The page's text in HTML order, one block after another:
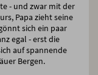
- und zwar mit der
Papa zieht seine
sich ein paar
egal - erst die
auf spannende
Bergen.